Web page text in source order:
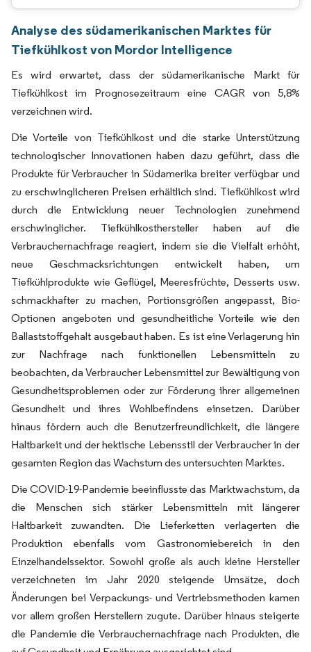
Analyse des südamerikanischen Marktes für
Tiefkühlkost von Mordor Intelligence
Es wird erwartet, dass der südamerikanische Markt für
Tiefkühlkost im Prognosezeitraum eine CAGR von 5,8%
verzeichnen wird.
Die Vorteile von Tiefkühlkost und die starke Unterstützung
technologischer Innovationen haben dazu geführt, dass die
Produkte für Verbraucher in Südamerika breiter verfügbar und
zu erschwinglicheren Preisen erhältlich sind. Tiefkühlkost wird
durch die Entwicklung neuer Technologien zunehmend
erschwinglicher. Tiefkühlkosthersteller haben auf die
Verbrauchernachfrage reagiert, indem sie die Vielfalt erhöht,
neue Geschmacksrichtungen entwickelt haben, um
Tiefkühlprodukte wie Geflügel, Meeresfrüchte, Desserts usw.
schmackhafter zu machen, Portionsgrößen angepasst, Bio-
Optionen angeboten und gesundheitliche Vorteile wie den
Ballaststoffgehalt ausgebaut haben. Es ist eine Verlagerung hin
zur Nachfrage nach funktionellen Lebensmitteln zu
beobachten, da Verbraucher Lebensmittel zur Bewältigung von
Gesundheitsproblemen oder zur Förderung ihrer allgemeinen
Gesundheit und ihres Wohlbefindens einsetzen. Darüber
hinaus fördern auch die Benutzerfreundlichkeit, die längere
Haltbarkeit und der hektische Lebensstil der Verbraucher in der
gesamten Region das Wachstum des untersuchten Marktes.
Die COVID-19-Pandemie beeinflusste das Marktwachstum, da
die Menschen sich stärker Lebensmitteln mit längerer
Haltbarkeit zuwandten. Die Lieferketten verlagerten die
Produktion ebenfalls vom Gastronomiebereich in den
Einzelhandelssektor. Sowohl große als auch kleine Hersteller
verzeichneten im Jahr 2020 steigende Umsätze, doch
Änderungen bei Verpackungs- und Vertriebsmethoden kamen
vor allem großen Herstellern zugute. Darüber hinaus steigerte
die Pandemie die Verbrauchernachfrage nach Produkten, die